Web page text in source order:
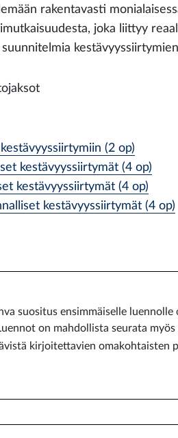
rakentavasti
joka liittyy
(2 op)
kestävyyssiirtymät (4 op)
kestävyyssiirtymät (4 op)
kestävyyssiirtymät (4 op)
suositus ensimmäiselle
on mahdollista seurata
kirjoitettavien omakohtaisten